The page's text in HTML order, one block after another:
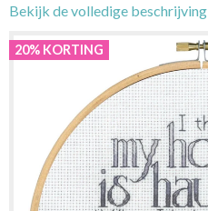
Bekijk de volledige beschrijving
20% KORTING